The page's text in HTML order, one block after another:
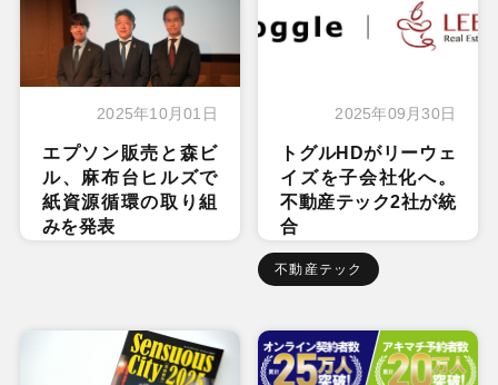
2025年10月01日
エプソン販売と森ビ
ル、麻布台ヒルズで
紙資源循環の取り組
みを発表
2025年09月30日
トグルHDがリーウェ
イズを子会社化へ。
不動産テック2社が統
合
不動産テック